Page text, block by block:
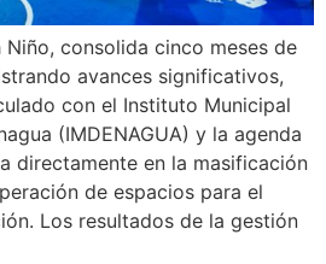
Niño, consolida cinco meses de
avances significativos,
con el Instituto Municipal
(IMDENAGUA) y la agenda
directamente en la masificación
de espacios para el
Los resultados de la gestión